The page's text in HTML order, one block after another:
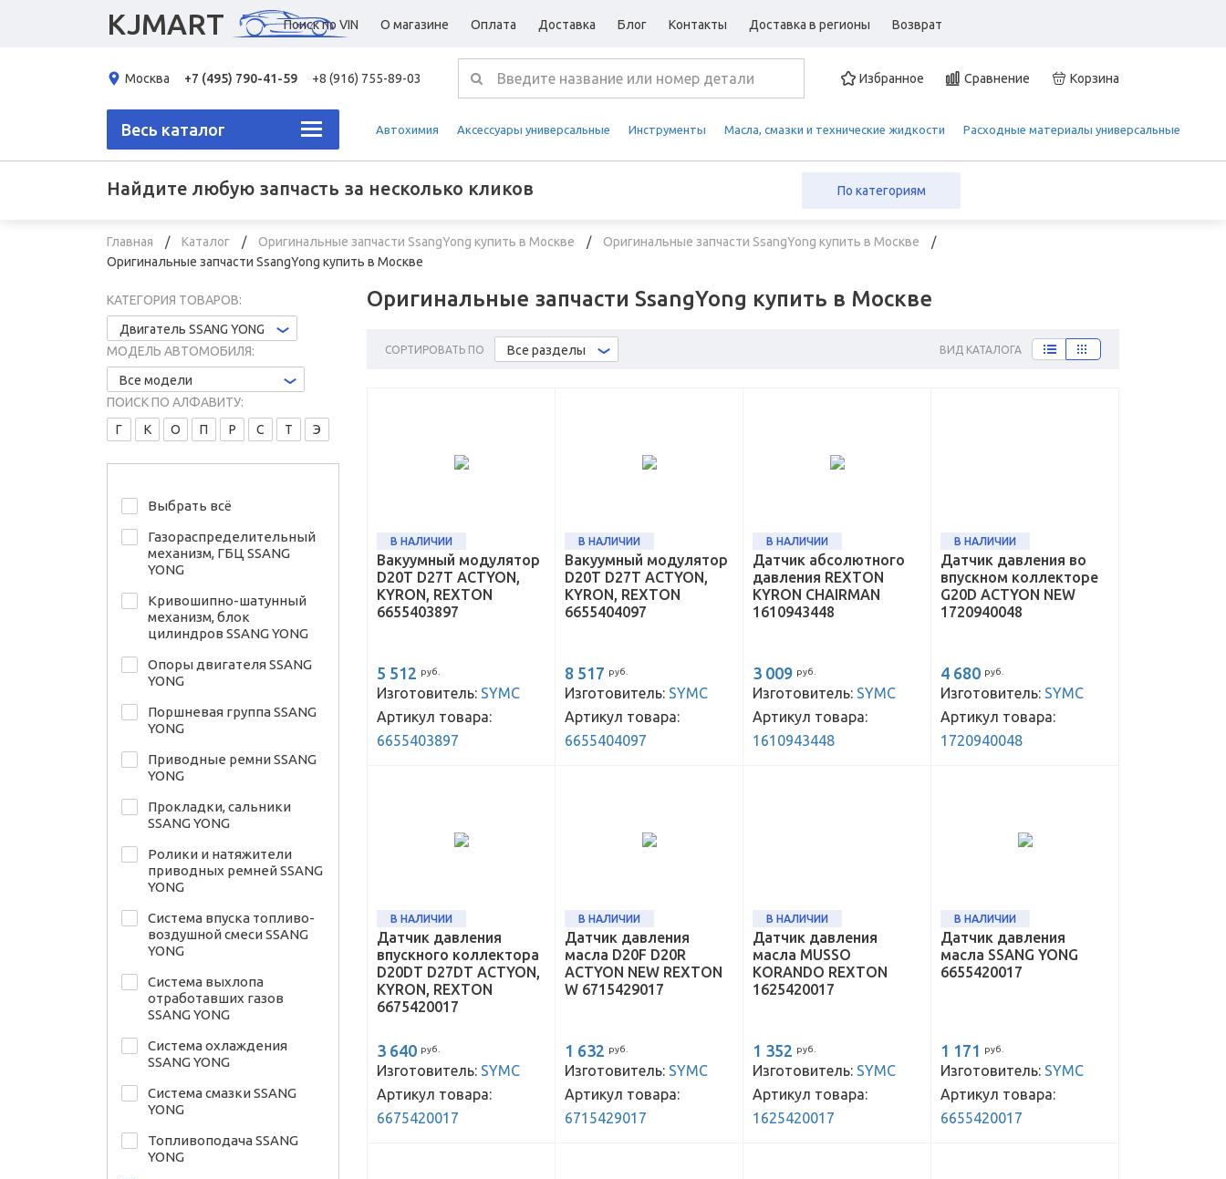
KJMART Поиск по VIN О магазине Оплата Доставка Блог Контакты Доставка в регионы Возврат
Москва +7 (495) 790-41-59 +8 (916) 755-89-03 Избранное Сравнение Корзина
Весь каталог Автохимия Аксессуары универсальные Инструменты Масла, смазки и технические жидкости Расходные материалы универсальные
Найдите любую запчасть за несколько кликов По категориям
Главная Каталог Оригинальные запчасти SsangYong купить в Москве
Оригинальные запчасти SsangYong купить в Москве
Оригинальные запчасти SsangYong купить в Москве
Оригинальные запчасти SsangYong купить в Москве
СОРТИРОВАТЬ ПО Все разделы ВИД КАТАЛОГА
КАТЕГОРИЯ ТОВАРОВ:
Двигатель SSANG YONG
МОДЕЛЬ АВТОМОБИЛЯ:
Все модели
ПОИСК ПО АЛФАВИТУ:
Г
К О П Р С Т Э
Выбрать всё
Газораспределительный
механизм, ГБЦ SSANG
YONG
Кривошипно-шатунный
механизм, блок
цилиндров SSANG YONG
Опоры двигателя SSANG
YONG
Поршневая группа SSANG
YONG
Приводные ремни SSANG
YONG
Прокладки, сальники
SSANG YONG
Ролики и натяжители
приводных ремней SSANG
YONG
Система впуска топливо-
воздушной смеси SSANG
YONG
Система выхлопа
отработавших газов
SSANG YONG
Система охлаждения
SSANG YONG
Система смазки SSANG
YONG
Топливоподача SSANG
YONG
В НАЛИЧИИ
Вакуумный модулятор
D20T D27T ACTYON,
KYRON, REXTON
6655403897
5 512 руб.
Изготовитель: SYMC
Артикул товара:
6655403897
В НАЛИЧИИ
Вакуумный модулятор
D20T D27T ACTYON,
KYRON, REXTON
6655404097
8 517 руб.
Изготовитель: SYMC
Артикул товара:
6655404097
В НАЛИЧИИ
Датчик абсолютного
давления REXTON
KYRON CHAIRMAN
1610943448
3 009 руб.
Изготовитель: SYMC
Артикул товара:
1610943448
В НАЛИЧИИ
Датчик давления во
впускном коллекторе
G20D ACTYON NEW
1720940048
4 680 руб.
Изготовитель: SYMC
Артикул товара:
1720940048
В НАЛИЧИИ
Датчик давления
впускного коллектора
D20DT D27DT ACTYON,
KYRON, REXTON
6675420017
3 640 руб.
Изготовитель: SYMC
Артикул товара:
6675420017
В НАЛИЧИИ
Датчик давления
масла D20F D20R
ACTYON NEW REXTON
W 6715429017
1 632 руб.
Изготовитель: SYMC
Артикул товара:
6715429017
В НАЛИЧИИ
Датчик давления
масла MUSSO
KORANDO REXTON
1625420017
1 352 руб.
Изготовитель: SYMC
Артикул товара:
1625420017
В НАЛИЧИИ
Датчик давления
масла SSANG YONG
6655420017
1 171 руб.
Изготовитель: SYMC
Артикул товара:
6655420017